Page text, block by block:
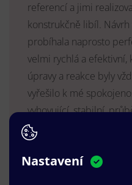
referencí a jimi
konstrukčně libíl.
probíhala naprosto
velmi rychlá a efektivní,
úpravy a reakce byly
vyřešilo k mé
vyhovující, stabilní,
na pozitivním vnímání
MUDr. Radek
VENART s.r.o.
Nastavení